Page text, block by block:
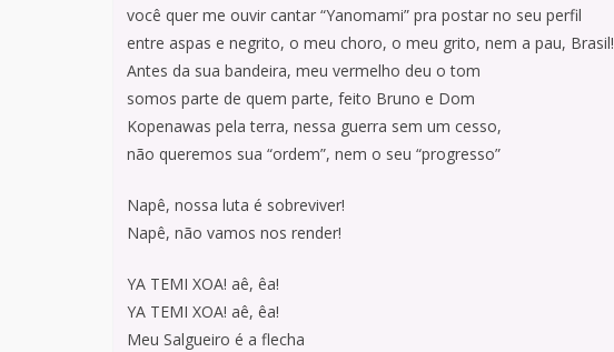
você quer me ouvir cantar “Yanomami” pra postar no seu perfil
entre aspas e negrito, o meu choro, o meu grito, nem a pau, Brasil!
Antes da sua bandeira, meu vermelho deu o tom
somos parte de quem parte, feito Bruno e Dom
Kopenawas pela terra, nessa guerra sem um cesso,
não queremos sua “ordem”, nem o seu “progresso”
Napê, nossa luta é sobreviver!
Napê, não vamos nos render!
YA TEMI XOA! aê, êa!
YA TEMI XOA! aê, êa!
Meu Salgueiro é a flecha